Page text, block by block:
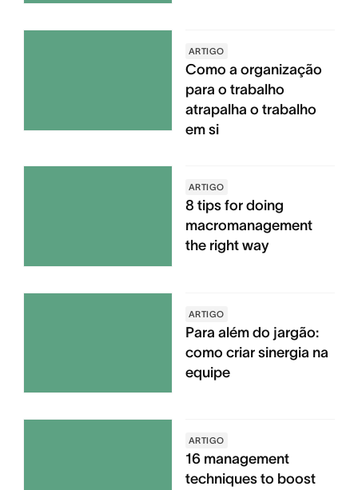
ARTIGO
Como a organização
para o trabalho
atrapalha o trabalho
em si
ARTIGO
8 tips for doing
macromanagement
the right way
ARTIGO
Para além do jargão:
como criar sinergia na
equipe
ARTIGO
16 management
techniques to boost